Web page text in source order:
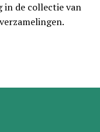
in de collectie van